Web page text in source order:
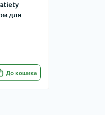
для
До кошика